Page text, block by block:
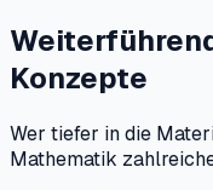
Konzepte
Wer tiefer in die
Mathematik